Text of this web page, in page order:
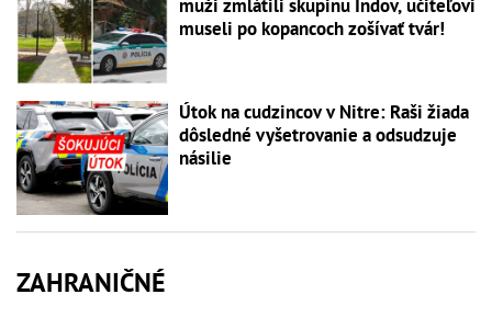
muži zmlátili skupinu Indov, učiteľovi
museli po kopancoch zošívať tvár!
Útok na cudzincov v Nitre: Raši žiada
dôsledné vyšetrovanie a odsudzuje
násilie
ZAHRANIČNÉ